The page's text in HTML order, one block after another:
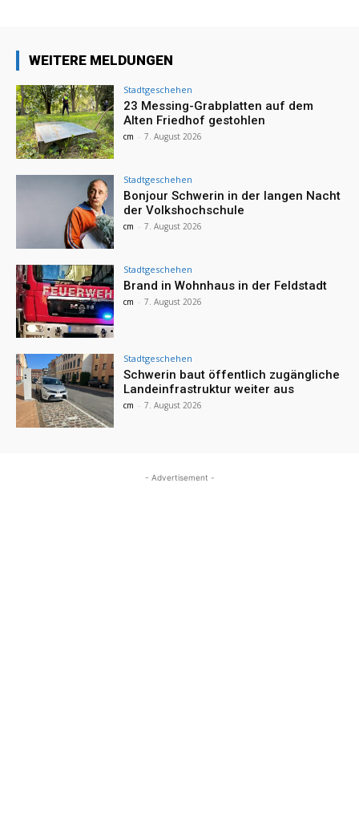
WEITERE MELDUNGEN
Stadtgeschehen
23 Messing-Grabplatten auf dem
Alten Friedhof gestohlen
cm - 7. August 2026
Stadtgeschehen
Bonjour Schwerin in der langen Nacht
der Volkshochschule
cm - 7. August 2026
Stadtgeschehen
Brand in Wohnhaus in der Feldstadt
cm - 7. August 2026
Stadtgeschehen
Schwerin baut öffentlich zugängliche
Landeinfrastruktur weiter aus
cm - 7. August 2026
- Advertisement -